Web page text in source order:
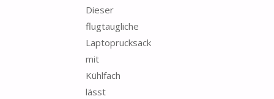
Dieser
flugtaugliche
Laptoprucksack
mit
Kühlfach
lässt